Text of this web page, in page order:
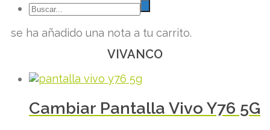
se ha añadido una nota a tu carrito.
VIVANCO
Cambiar Pantalla Vivo Y76 5G